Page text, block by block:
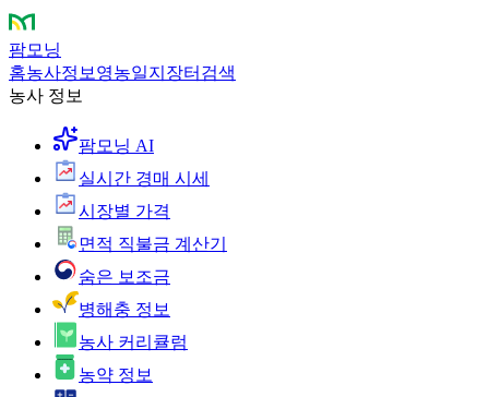
팜모닝
홈농사정보 영농일지 장터 검색
농사 정보
팜모닝 AI
실시간 경매 시세
시장별 가격
면적 직불금 계산기
숨은 보조금
병해충 정보
농사 커리큘럼
농약 정보